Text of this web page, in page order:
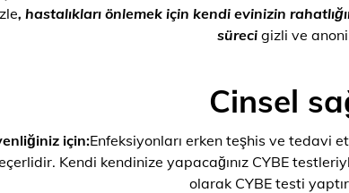
, hastalıkları önlemek için kendi evinizin
süreci gizli ve
Cinsel
için:Enfeksiyonları erken teşhis ve tedavi
Kendi kendinize yapacağınız CYBE
olarak CYBE testi